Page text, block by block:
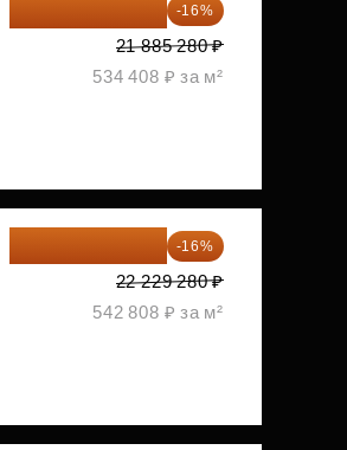
-16%
21 885 280 ₽
534 408 ₽ за м²
-16%
22 229 280 ₽
542 808 ₽ за м²